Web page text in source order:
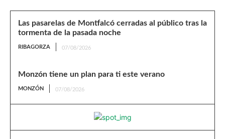
Las pasarelas de Montfalcó cerradas al público tras la
tormenta de la pasada noche
RIBAGORZA 07/08/2026
Monzón tiene un plan para ti este verano
MONZÓN 07/08/2026